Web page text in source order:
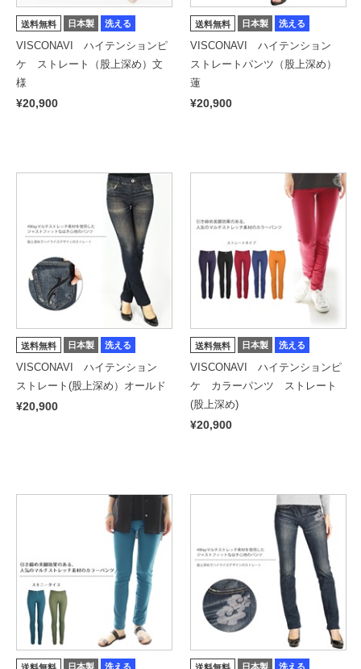
送料無料 日本製 洗える
VISCONAVI ハイテンションピ
ケ ストレート（股上深め）文
様
¥20,900
送料無料 日本製 洗える
VISCONAVI ハイテンション
ストレートパンツ（股上深め）
蓮
¥20,900
送料無料 日本製 洗える
VISCONAVI ハイテンション
ストレート(股上深め）オールド
¥20,900
送料無料 日本製 洗える
VISCONAVI ハイテンションピ
ケ カラーパンツ ストレート
(股上深め)
¥20,900
日本製 洗える 日本製 洗える